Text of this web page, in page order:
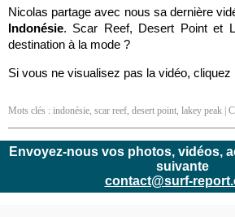
Nicolas partage avec nous sa dernière
Indonésie. Scar Reef, Desert Point et
destination à la mode ?
Si vous ne visualisez pas la vidéo, cliquez
Mots clés : indonésie, scar reef, desert point, lakey peak |
Envoyez-nous vos photos, vidéos,
suivante
contact@surf-